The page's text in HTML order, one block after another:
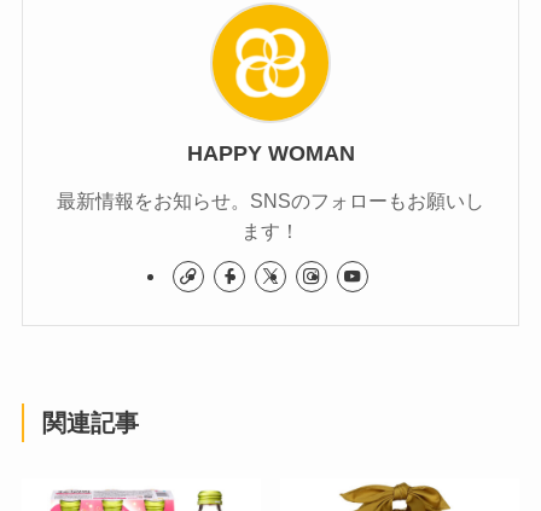
HAPPY WOMAN
最新情報をお知らせ。SNSのフォローもお願いし
ます！
関連記事